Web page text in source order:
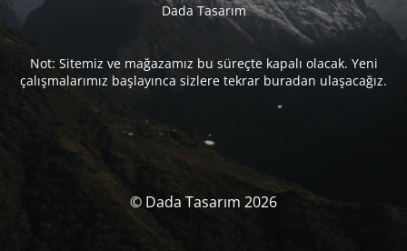
Dada Tasarım
Not: Sitemiz ve mağazamız bu süreçte kapalı olacak. Yeni
çalışmalarımız başlayınca sizlere tekrar buradan ulaşacağız.
© Dada Tasarım 2026